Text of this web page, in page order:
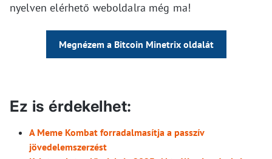
nyelven elérhető weboldalra még ma!
Megnézem a Bitcoin Minetrix oldalát
Ez is érdekelhet:
A Meme Kombat forradalmasítja a passzív
jövedelemszerzést